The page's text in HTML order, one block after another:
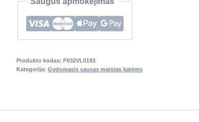
Produkto kodas: F032VL0193
Kategorija: Gydomasis sausas maistas katėms